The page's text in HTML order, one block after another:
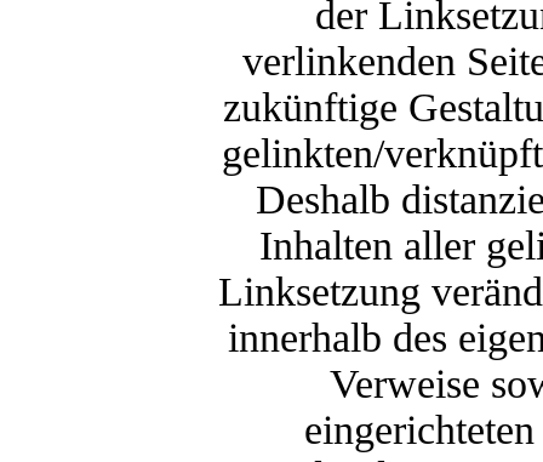
der
verlinkenden
zukünftige
gelinkten/
Deshalb
Inhalten aller
Linksetzung
innerhalb des
Verweise